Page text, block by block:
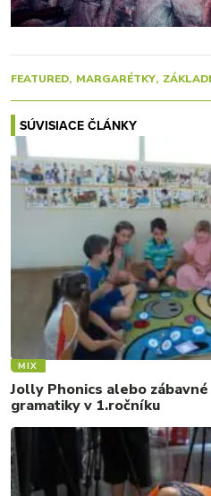
FEATURED MARGARÉTKY
SÚVISIACE ČLÁNKY
MIX
Jolly Phonics alebo
gramatiky v 1.ročníku